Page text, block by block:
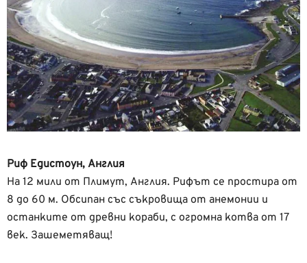
Риф Едистоун, Англия
На 12 мили от Плимут, Англия. Рифът се простира от
8 до 60 м. Обсипан със съкровища от анемонии и
останките от древни кораби, с огромна котва от 17
век. Зашеметяващ!